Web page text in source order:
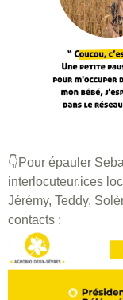
👇Pour épauler
interlocuteur.ices
Jérémy, Teddy,
contacts :